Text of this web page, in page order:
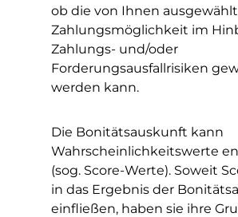
ob die von Ihnen
Zahlungsmöglichkeit im
Zahlungs- und/oder
Forderungsausfallrisiken
werden kann.
Die Bonitätsauskunft kann
Wahrscheinlichkeitswerte
(sog. Score-Werte). Soweit
in das Ergebnis der
einfließen, haben sie ihre